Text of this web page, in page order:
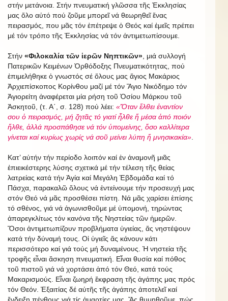
στήν μετάνοια. Στήν πνευματική γλῶσσα τῆς Ἐκκλησίας
μας ὅλο αὐτό πού ζοῦμε μπορεῖ νά θεωρηθεῖ ἕνας
πειρασμός, που μᾶς τόν ἐπέτρεψε ὁ Θεός καί ἐμεῖς πρέπει
μέ τόν τρόπο τῆς Ἐκκλησίας νά τόν ἀντιμετωπίσουμε.
Στήν «Φιλοκαλία τῶν ἱερῶν Νηπτικῶν» , μιά συλλογή
Πατερικῶν Κειμένων Ὀρθόδοξης Πνευματικότητας, πού
ἐπιμελήθηκε ὁ γνωστός σέ ὅλους μας ἅγιος Μακάριος
Ἀρχιεπίσκοπος Κορίνθου μαζί μέ τόν Ἅγιο Νικόδημο τόν
Ἁγιορείτη ἀναφέρεται μία ρήση τοῦ Ὁσίου Μάρκου τοῦ
Ἀσκητοῦ, (τ. Α΄, σ. 128) πού λέει: «Ὅταν ἔλθει ἐναντίον
σου ὁ πειρασμός, μή ζητᾶς τό γιατί ἦλθε ἤ μέσα ἀπό ποιόν
ἤλθε, ἀλλά προσπάθησε νά τόν ὑπομείνης, ὅσο καλλίτερα
γίνεται καί κυρίως χωρίς νά σοῦ μείνει λύπη ἤ μνησικακία»
Κατ’ αὐτήν τήν περίοδο λοιπόν καί ἐν ἀναμονῆ μιᾶς
ἐπιεικέστερης λύσης σχετικά μέ τήν τέλεση τῆς θείας
λατρείας κατά τήν Ἁγία καί Μεγάλη Ἑβδομάδα καί τό
Πάσχα, παρακαλῶ ὅλους νά ἐντείνουμε τήν προσευχή μας
στόν Θεό νά μᾶς προσθέσει πίστη. Νά μᾶς χαρίσει ἐπίσης
τό σθένος, γιά νά ἀγωνισθοῦμε μέ ὑπομονή, τηρώντας
ἀπαρεγκλίτως τόν κανόνα τῆς Νηστείας τῶν ἡμερῶν.
Ὅσοι ἀντιμετωπίζουν προβλήματα ὑγιείας, ἄς νηστέψουν
κατά τήν δύναμή τους. Οἱ ὑγιεῖς ἄς κάνουν κάτι
περισσότερο καί γιά τούς μή δυναμένους. Ἡ νηστεία τῆς
τροφῆς εἶναι ἄσκηση πνευματική. Εἶναι θυσία καί πόθος
τοῦ πιστοῦ γιά νά χορτάσει ἀπό τόν Θεό, κατά τούς
Μακαρισμούς. Εἶναι ζωηρή ἔκφραση τῆς ἀγάπης μας πρός
τόν Θεόν. Ἐξαιτίας δέ αὐτῆς τῆς ἀγάπης ἀποτελεῖ καί
ἔνδειξη πένθους γιά τίς ἁμαρτίες μας. Ἄς θυμηθοῦμε, πώς